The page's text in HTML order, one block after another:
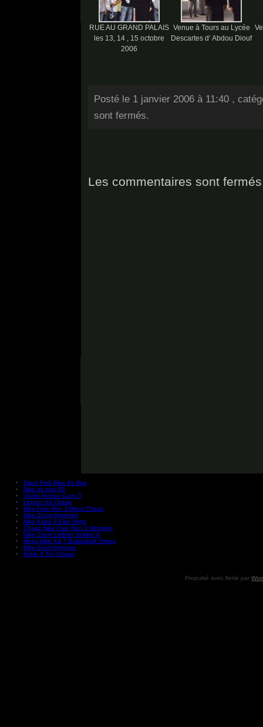
RUE AU GRAND PALAIS
les 13, 14 , 15 octobre
2006
Venue à Tours au Lycée
Descartes d’ Abdou Diouf
Posté le 1 janvier 2006 à 11:40 ,
sont fermés.
Les commentaires sont
Black Pink Blue Air Max
Nike air max 95
Under Armour Curry 3
Lebron Xiii Cheap
Nike Free Run 3 Mens Cheap
Nike Zoom Hyperrev
Nike Kobe 9 Elite Hight
Cheap Nike Free Run 3 Womens
Nike Zoom LeBron Soldier 9
Mens Nike Kd 7 Basketball Shoes
Nike Zoom Hyperev
Kobe X For Cheap
Propulsé avec fierté par